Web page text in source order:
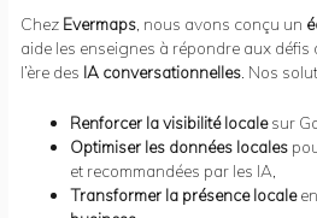
Chez Evermaps , nous avons conçu un
aide les enseignes à répondre aux défis
l’ère des IA conversationnelles . Nos
Renforcer la visibilité localesur
Optimiser les données locales
et recommandées par les IA,
Transformer la présence locale